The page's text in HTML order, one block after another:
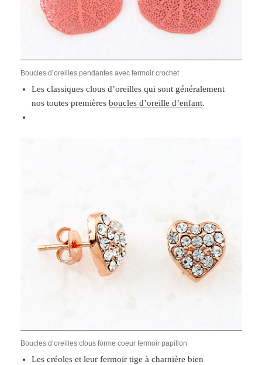
Boucles d’oreilles pendantes avec fermoir crochet
Les classiques clous d’oreilles qui sont généralement
nos toutes premièresboucles d’oreille d’enfant.
Boucles d’oreilles clous forme coeur fermoir papillon
Les créoles et leur fermoir tige à charnière bien